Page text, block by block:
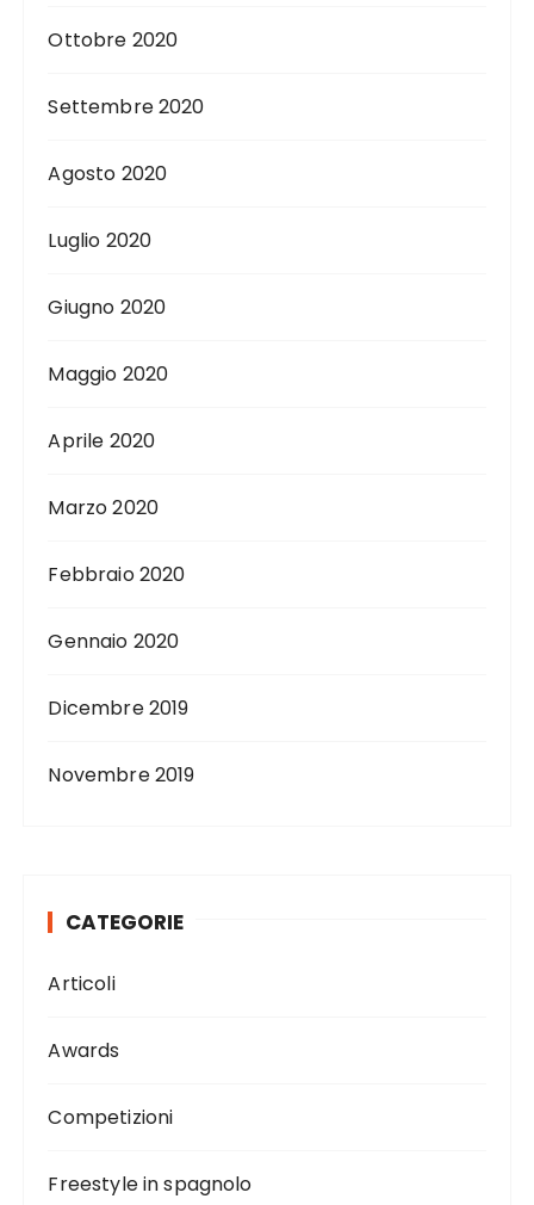
Ottobre 2020
Settembre 2020
Agosto 2020
Luglio 2020
Giugno 2020
Maggio 2020
Aprile 2020
Marzo 2020
Febbraio 2020
Gennaio 2020
Dicembre 2019
Novembre 2019
CATEGORIE
Articoli
Awards
Competizioni
Freestyle in spagnolo